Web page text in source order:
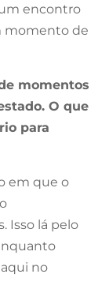
encontro
momento de
momentos
O que
para
em que o
Isso lá pelo
no